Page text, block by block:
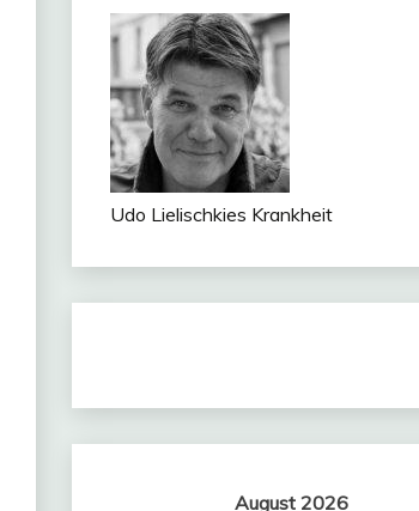
Udo Lielischkies Krankheit
August 2026